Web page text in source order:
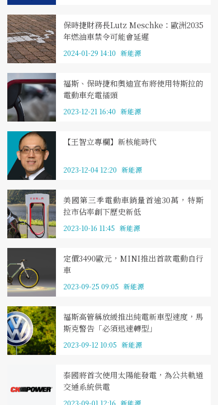
保時捷財務長Lutz Meschke：歐洲2035
年燃油車禁令可能會延遲
2024-01-29 14:10 新能源
福斯、保時捷和奧迪宣布將使用特斯拉的
電動車充電插頭
2023-12-21 16:40 新能源
【王智立專欄】新核能時代
2023-12-04 12:20 新能源
美國第三季電動車銷量首逾30萬，特斯
拉市佔率創下歷史新低
2023-10-16 11:45 新能源
定價3490歐元，MINI推出首款電動自行
車
2023-09-25 09:05 新能源
福斯高管稱放緩推出純電新車型速度，馬
斯克警告「必須迅速轉型」
2023-09-12 10:05 新能源
泰國將首次使用太陽能發電，為公共軌道
交通系統供電
2023-09-01 12:16 新能源